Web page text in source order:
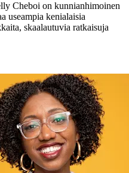
Cheboi on kunnianhimoinen
useampia kenialaisia
skaalautuvia ratkaisuja